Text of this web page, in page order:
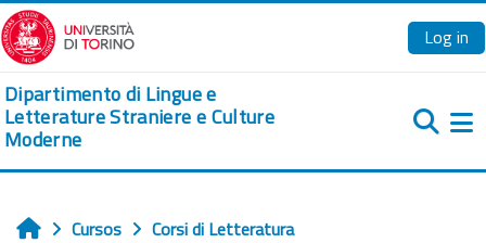
Ves al contingut principal
Log in
Dipartimento di Lingue e
Letterature Straniere e Culture
Moderne
Home
Cursos
Corsi di Letteratura